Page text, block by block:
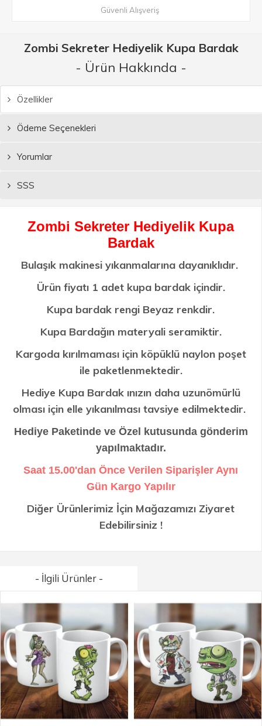
Güvenli Alışveriş
Zombi Sekreter Hediyelik Kupa Bardak
- Ürün Hakkında -
Özellikler
Ödeme Seçenekleri
Yorumlar
SSS
Zombi Sekreter Hediyelik Kupa
Bardak
Bulaşık makinesi yıkanmalarına dayanıklıdır.
Ürün fiyatı 1 adet kupa bardak içindir.
Kupa bardak rengi Beyaz renkdir.
Kupa Bardağın materyali seramiktir.
Kargoda kırılmaması için köpüklü naylon poşet
ile paketlenmektedir.
Hediye Kupa Bardak ınızın daha uzunömürlü
olması için elle yıkanılması tavsiye edilmektedir.
Hediye Paketinde ve Özel kutusunda gönderim
yapılmaktadır.
Saat 15.00'dan Önce Verilen Siparişler Aynı
Gün Kargo Yapılır
Diğer Ürünlerimiz İçin Mağazamızı Ziyaret
Edebilirsiniz !
- İlgili Ürünler -